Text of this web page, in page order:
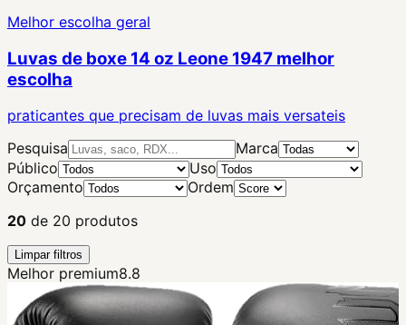
Melhor escolha geral
Luvas de boxe 14 oz Leone 1947 melhor
escolha
praticantes que precisam de luvas mais versateis
Pesquisa
Marca
Público
Uso
Orçamento
Ordem
20 de 20 produtos
Limpar filtros
Melhor premium8.8